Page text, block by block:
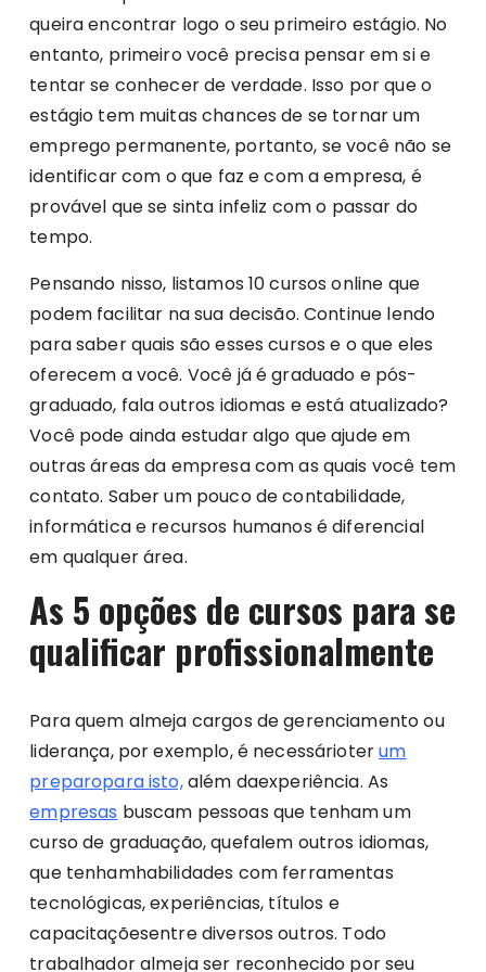
queira encontrar logo o seu primeiro estágio. No
entanto, primeiro você precisa pensar em si e
tentar se conhecer de verdade. Isso por que o
estágio tem muitas chances de se tornar um
emprego permanente, portanto, se você não se
identificar com o que faz e com a empresa, é
provável que se sinta infeliz com o passar do
tempo.
Pensando nisso, listamos 10 cursos online que
podem facilitar na sua decisão. Continue lendo
para saber quais são esses cursos e o que eles
oferecem a você. Você já é graduado e pós-
graduado, fala outros idiomas e está atualizado?
Você pode ainda estudar algo que ajude em
outras áreas da empresa com as quais você tem
contato. Saber um pouco de contabilidade,
informática e recursos humanos é diferencial
em qualquer área.
As 5 opções de cursos para se
qualificar profissionalmente
Para quem almeja cargos de gerenciamento ou
liderança, por exemplo, é necessárioterum
preparopara isto,além daexperiência. As
empresas buscam pessoas que tenham um
curso de graduação, quefalem outros idiomas,
que tenhamhabilidades com ferramentas
tecnológicas, experiências, títulos e
capacitaçõesentre diversos outros. Todo
trabalhador almeja ser reconhecido por seu